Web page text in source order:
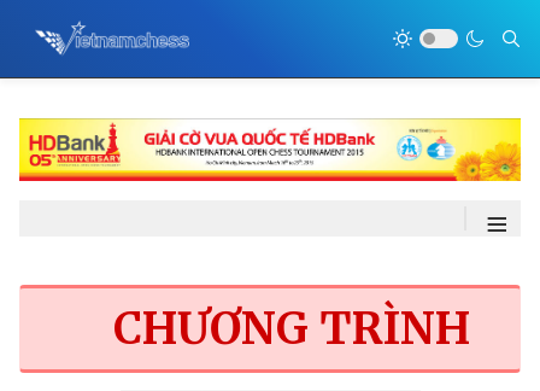
≡
CHƯƠNG TRÌNH